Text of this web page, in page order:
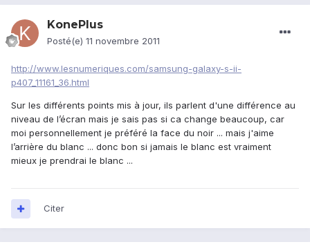
KonePlus
Posté(e) 11 novembre 2011
http://www.lesnumeriques.com/samsung-galaxy-s-ii-
p407_11161_36.html
Sur les différents points mis à jour, ils parlent d'une différence au
niveau de l’écran mais je sais pas si ca change beaucoup, car
moi personnellement je préféré la face du noir ... mais j'aime
l’arrière du blanc ... donc bon si jamais le blanc est vraiment
mieux je prendrai le blanc ...
Citer